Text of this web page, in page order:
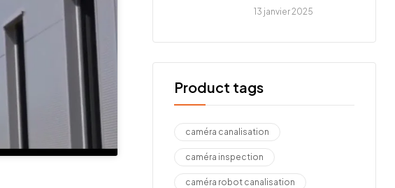
13 janvier 2025
Product tags
caméra canalisation
caméra inspection
caméra robot canalisation